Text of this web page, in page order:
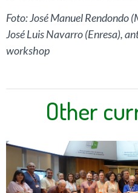
Foto: José Manuel Rendondo
José Luis Navarro (Enresa),
workshop
Other